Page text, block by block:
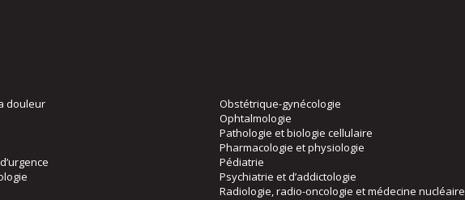
douleur
Obstétrique-gynécologie
Ophtalmologie
Pathologie et biologie cellulaire
Pharmacologie et physiologie
Pédiatrie
Psychiatrie et d’addictologie
Radiologie, radio-oncologie et médecine nucléaire